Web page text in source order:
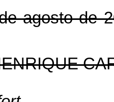
agosto de